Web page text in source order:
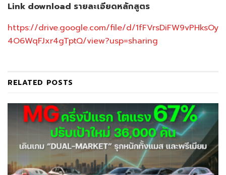
Link download รายละเอียดหลักสูตร
https://drive.google.com/file/d/1fFVrsDiFW9vPHksOy
4O6WqFJxr4gTptQ/view?usp=sharing
RELATED POSTS